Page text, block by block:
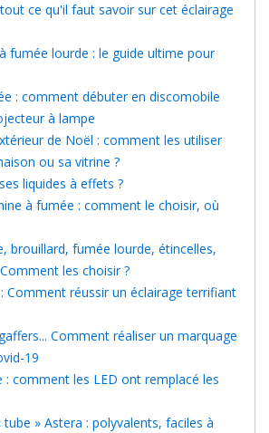
ce qu'il faut savoir sur cet éclairage
fumée lourde : le guide ultime pour
: comment débuter en discomobile
à lampe
de Noël : comment les utiliser
ou sa vitrine ?
liquides à effets ?
à fumée : comment le choisir, où
brouillard, fumée lourde, étincelles,
les choisir ?
Comment réussir un éclairage terrifiant
Comment réaliser un marquage
19
: comment les LED ont remplacé les
» Astera : polyvalents, faciles à